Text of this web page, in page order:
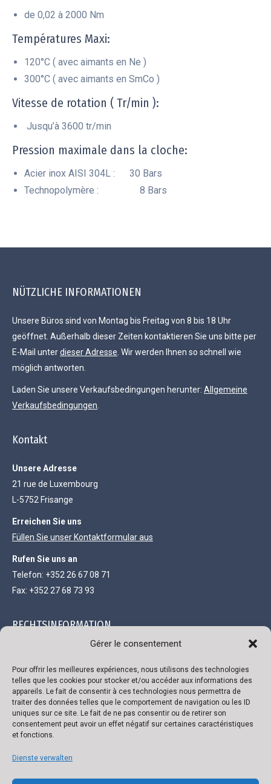
Gérer le consentement
Pour offrir les meilleures expériences, nous utilisons des technologies
telles que les cookies pour stocker et/ou accéder aux informations des
appareils. Le fait de consentir à ces technologies nous permettra de
traiter des données telles que le comportement de navigation ou les ID
uniques sur ce site. Le fait de ne pas consentir ou de retirer son
consentement peut avoir un effet négatif sur certaines caractéristiques
et fonctions.
Dienste verwalten
de 0,02 à 2000 Nm
Températures Maxi:
120°C ( avec aimants en Ne )
300°C ( avec aimants en SmCo )
Vitesse de rotation ( Tr/min ):
Jusqu’à 3600 tr/min
Pression maximale dans la cloche:
Acier inox AISI 304L : 30 Bars
Technopolymère : 8 Bars
NÜTZLICHE INFORMATIONEN
Unsere Büros sind von Montag bis Freitag von 8 bis 18 Uhr
geöffnet. Außerhalb dieser Zeiten kontaktieren Sie uns bitte per
E-Mail unterdieser Adresse. Wir werden Ihnen so schnell wie
möglich antworten.
Laden Sie unsere Verkaufsbedingungen herunter: Allgemeine
Verkaufsbedingungen.
Kontakt
Unsere Adresse
21 rue de Luxembourg
L-5752 Frisange
Erreichen Sie uns
Füllen Sie unser Kontaktformular aus
Rufen Sie uns an
Telefon: +352 26 67 08 71
Fax: +352 27 68 73 93
RECHTSINFORMATION
111.300 €
R.C. Luxembourg B 118719
Genehmigungsnummer 136879/2
Umsatzsteuer-Identifikationsnummer LU 22332726
Bank: ING
IBAN: LU02 0141 0443 4790 0000 / BIC CELLLULL